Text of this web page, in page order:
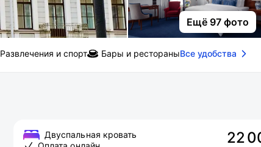
Ещё 97 фото
Развлечения и спорт Бары и рестораныВсе удобства
Двуспальная кровать
22